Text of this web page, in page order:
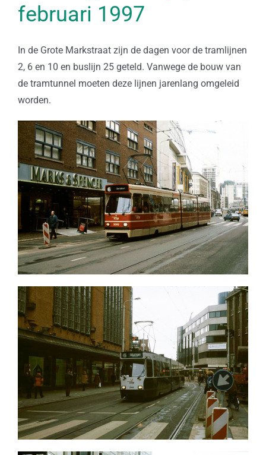
februari 1997
In de Grote Markstraat zijn de dagen voor de tramlijnen
2, 6 en 10 en buslijn 25 geteld. Vanwege de bouw van
de tramtunnel moeten deze lijnen jarenlang omgeleid
worden.